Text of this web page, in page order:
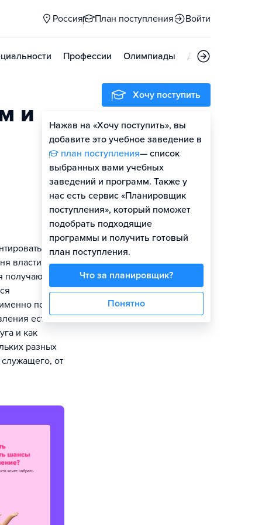
Россия План поступления Войти
Профессии Олимпиады Дни открытых
и
в
власти:
потом
есть в
и как
разных
служащего, от
Хочу поступить
Нажав на «Хочу поступить», вы
добавите это учебное заведение в
план поступления— список
выбранных вами учебных
заведений и программ. Также у
нас есть сервис «Планировщик
поступления», который поможет
подобрать подходящие
программы и получить готовый
план поступления.
Что за планировщик?
Понятно
Гайд по поступлению